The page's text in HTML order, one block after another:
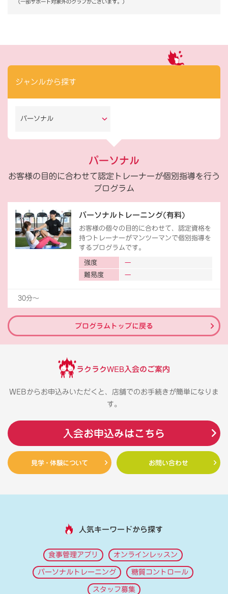
（一部サポート対象外のクラブがございます。）
ジャンルから探す
パーソナル
パーソナル
お客様の目的に合わせて認定トレーナーが個別指導を行う
プログラム
パーソナルトレーニング(有料)
お客様の個々の目的に合わせて、認定資格を
持つトレーナーがマンツーマンで個別指導を
するプログラムです。
強度
難易度
30分〜
プログラムトップに戻る
ラクラクWEB入会のご案内
WEBからお申込みいただくと、店舗でのお手続きが簡単になりま
す。
入会お申込みはこちら
見学・体験について お問い合わせ
人気キーワードから探す
食事管理アプリ オンラインレッスン
パーソナルトレーニング 糖質コントロール
スタッフ募集